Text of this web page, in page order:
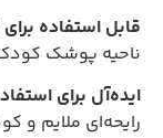
قابل استفاده
ناحیه پوشک
ایده‌آل برای
رایحه‌ای ملایم و